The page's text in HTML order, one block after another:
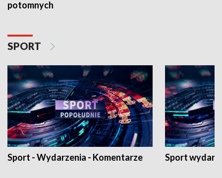
potomnych
SPORT
Sport - Wydarzenia - Komentarze Sport